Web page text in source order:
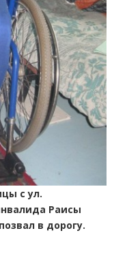
с ул.
Раисы
в дорогу.